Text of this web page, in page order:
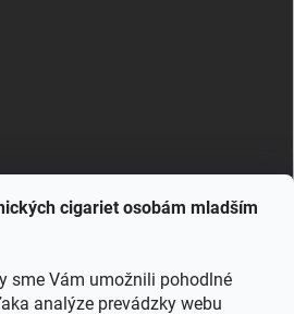
cigariet osobám mladším
sme Vám umožnili pohodlné
analýze prevádzky webu